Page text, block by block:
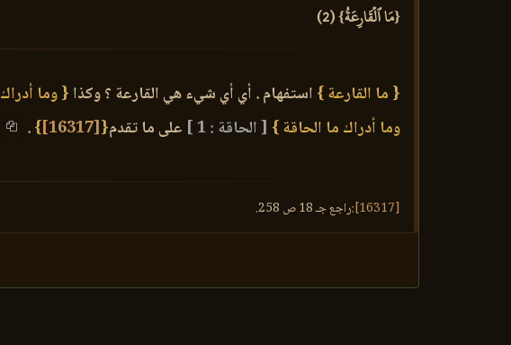
{مَا ٱلۡقَارِعَةُ} (2)
{ ما القارعة } استفهام . أي أي شيء هي القارعة ؟ وكذا { وما
وما أدراك ما الحاقة } [ الحاقة : 1 ] على ما تقدم{
[16317]
}
.
[16317] :راجع جـ 18 ص 258.